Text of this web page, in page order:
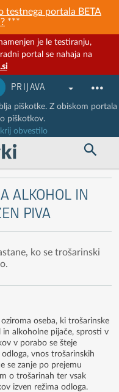
testnega portala BETA
***
je le testiranju,
portal se nahaja na
piškotke. Z obiskom portala
piškotkov.
obvestilo
ALKOHOL IN
PIVA
ko se trošarinski
oseba, ki trošarinske
in alkoholne pijače, sprosti v
v porabo se šteje
vnos trošarinskih
se zanje po prejemu
o trošarinah ter vsak
izven režima odloga.